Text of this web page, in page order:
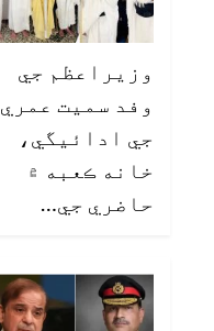
وزيراعظم جي
وفد سميت عمري
جي ادائيگي،
خانه ڪعبه ۾
حاضري جي…